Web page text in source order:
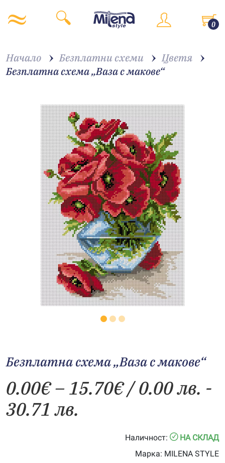
0
Начало Безплатни схеми
Цветя
Безплатна схема „Ваза с макове“
Безплатна схема „Ваза с макове“
0.00€–15.70€Price
0.00€
through
/ 0.00 лв. -
30.71 лв.
Наличност:
НА СКЛАД
Марка: MILENA STYLE